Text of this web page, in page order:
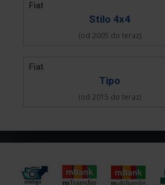
Fiat
Stilo 4x4
(od 2005 do teraz)
Fiat
Tipo
(od 2015 do teraz)